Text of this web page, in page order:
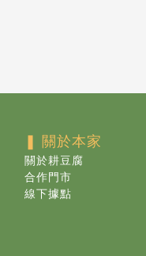
❚ 關於本家
關於耕豆腐
合作門市
線下據點